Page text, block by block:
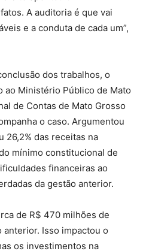
A auditoria é que vai
e a conduta de cada um”,
dos trabalhos, o
ao Ministério Público de Mato
de Contas de Mato Grosso
o caso. Argumentou
26,2% das receitas na
mínimo constitucional de
financeiras ao
da gestão anterior.
de R$ 470 milhões de
anterior. Isso impactou o
os investimentos na